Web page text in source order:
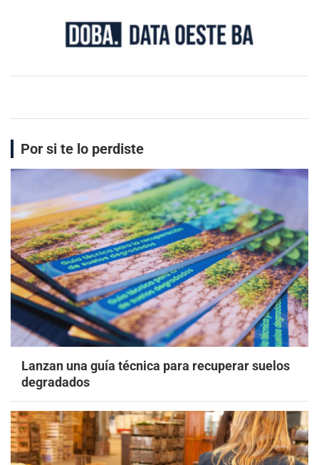
Por si te lo perdiste
Lanzan una guía técnica para recuperar suelos
degradados